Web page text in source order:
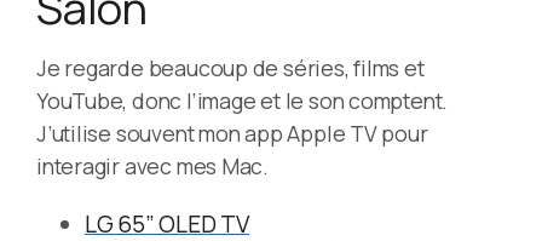
Je regarde beaucoup de séries, films et
YouTube, donc l’image et le son comptent.
J’utilise souvent mon app Apple TV pour
interagir avec mes Mac.
LG 65” OLED TV